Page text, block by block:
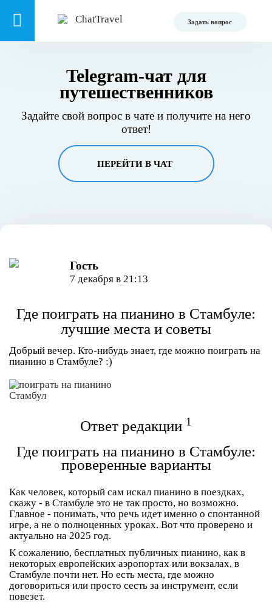
Задать вопрос
Telegram-чат для
путешественников
Задайте свой вопрос в чате и получите на него
ответ!
ПЕРЕЙТИ В ЧАТ
︎Гость
7 декабря в 21:13
Где поиграть на пианино в Стамбуле:
лучшие места и советы
Добрый вечер. Кто-нибудь знает, где можно поиграть на
пианино в Стамбуле? :)
Ответ редакции 1
Где поиграть на пианино в Стамбуле:
проверенные варианты
Как человек, который сам искал пианино в поездках,
скажу - в Стамбуле это не так просто, но возможно.
Главное - понимать, что речь идет именно о спонтанной
игре, а не о полноценных уроках. Вот что проверено и
актуально на 2025 год.
К сожалению, бесплатных публичных пианино, как в
некоторых европейских аэропортах или вокзалах, в
Стамбуле почти нет. Но есть места, где можно
договориться или просто сесть за инструмент, если
повезет.